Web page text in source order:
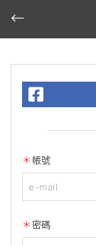
帳號
密碼